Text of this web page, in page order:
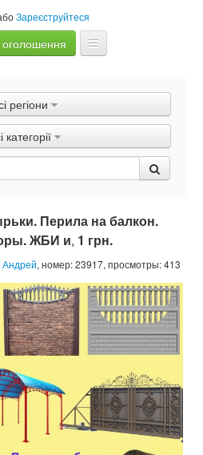
Зареєструйтеся
продаж
регіони
категорії
Перила на балкон.
ЖБИ и, 1 грн.
Андрей, номер: 23917, просмотры: 413